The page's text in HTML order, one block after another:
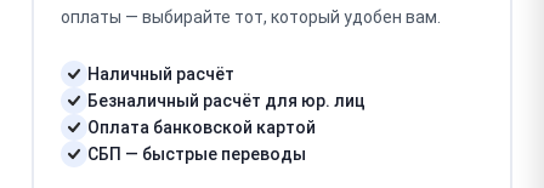
оплаты — выбирайте тот, который удобен вам.
Наличный расчёт
Безналичный расчёт для юр. лиц
Оплата банковской картой
СБП — быстрые переводы